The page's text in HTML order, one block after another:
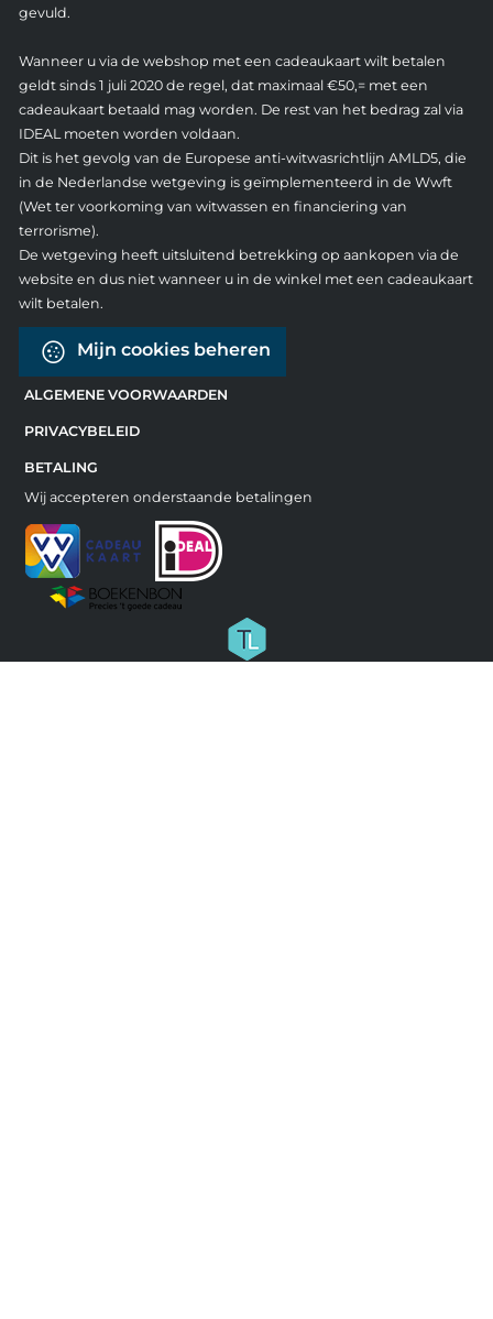
gevuld.
Wanneer u via de webshop met een cadeaukaart wilt betalen
geldt sinds 1 juli 2020 de regel, dat maximaal €50,= met een
cadeaukaart betaald mag worden. De rest van het bedrag zal via
IDEAL moeten worden voldaan.
Dit is het gevolg van de Europese anti-witwasrichtlijn AMLD5, die
in de Nederlandse wetgeving is geïmplementeerd in de Wwft
(Wet ter voorkoming van witwassen en financiering van
terrorisme).
De wetgeving heeft uitsluitend betrekking op aankopen via de
website en dus niet wanneer u in de winkel met een cadeaukaart
wilt betalen.
Mijn cookies beheren
ALGEMENE VOORWAARDEN
PRIVACYBELEID
BETALING
Wij accepteren onderstaande betalingen